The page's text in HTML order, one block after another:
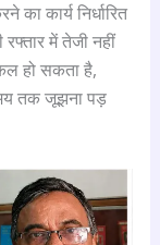
कार्य निर्धारित
में तेजी नहीं
हो सकता है,
तक जूझना पड़